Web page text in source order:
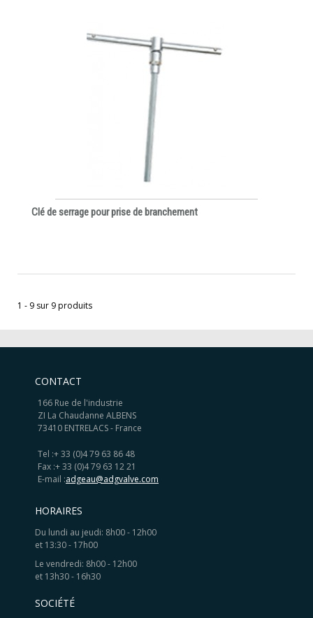
Clé de serrage pour prise de branchement
1 - 9 sur 9 produits
CONTACT
166 Rue de l'industrie
ZI La Chaudanne ALBENS
73410 ENTRELACS - France
Tel :+ 33 (0)4 79 63 86 48
Fax :+ 33 (0)4 79 63 12 21
E-mail :adgeau@adgvalve.com
HORAIRES
Du lundi au jeudi: 8h00 - 12h00
et 13:30 - 17h00
Le vendredi: 8h00 - 12h00
et 13h30 - 16h30
SOCIÉTÉ